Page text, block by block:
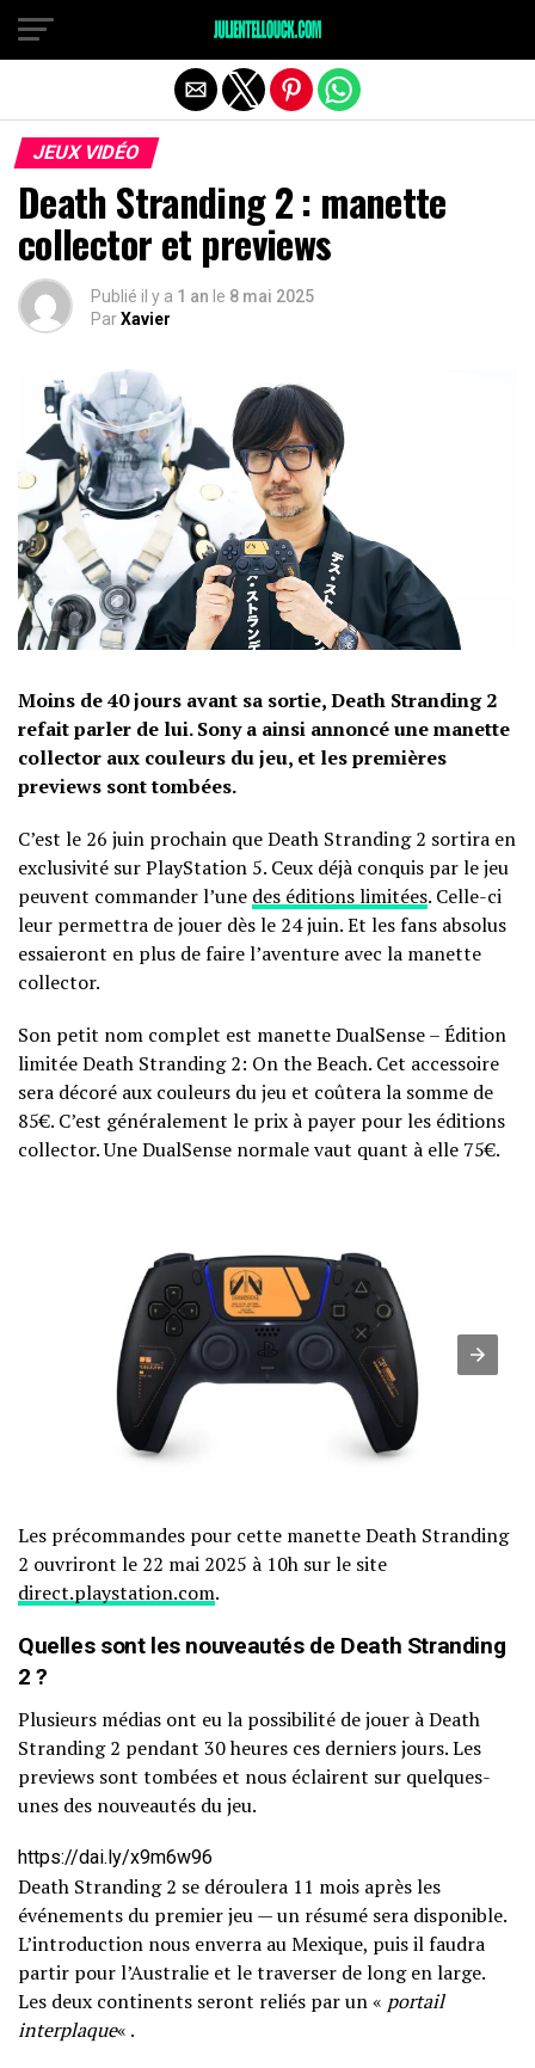
JEUX VIDÉO
Death Stranding 2 : manette
collector et previews
Publié il y a 1 an le 8 mai 2025
ParXavier
Moins de 40 jours avant sa sortie, Death Stranding 2
refait parler de lui. Sony a ainsi annoncé une manette
collector aux couleurs du jeu, et les premières
previews sont tombées.
C’est le 26 juin prochain que Death Stranding 2 sortira en
exclusivité sur PlayStation 5. Ceux déjà conquis par le jeu
peuvent commander l’une des éditions limitées. Celle-ci
leur permettra de jouer dès le 24 juin. Et les fans absolus
essaieront en plus de faire l’aventure avec la manette
collector.
Son petit nom complet est manette DualSense – Édition
limitée Death Stranding 2: On the Beach. Cet accessoire
sera décoré aux couleurs du jeu et coûtera la somme de
85€. C’est généralement le prix à payer pour les éditions
collector. Une DualSense normale vaut quant à elle 75€.
Les précommandes pour cette manette Death Stranding
2 ouvriront le 22 mai 2025 à 10h sur le site
direct.playstation.com.
Quelles sont les nouveautés de Death Stranding
2 ?
Plusieurs médias ont eu la possibilité de jouer à Death
Stranding 2 pendant 30 heures ces derniers jours. Les
previews sont tombées et nous éclairent sur quelques-
unes des nouveautés du jeu.
https://dai.ly/x9m6w96
Death Stranding 2 se déroulera 11 mois après les
événements du premier jeu — un résumé sera disponible.
L’introduction nous enverra au Mexique, puis il faudra
partir pour l’Australie et le traverser de long en large.
Les deux continents seront reliés par un « portail
interplaque« .